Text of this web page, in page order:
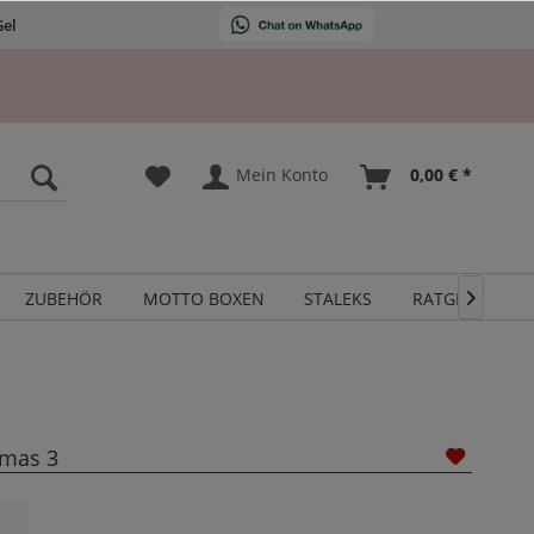
Mein Konto 0,00 € *
ZUBEHÖR MOTTO BOXEN STALEKS RATGEBER

3